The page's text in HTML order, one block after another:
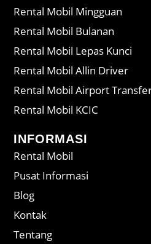
Rental Mobil Mingguan
Rental Mobil Bulanan
Rental Mobil Lepas Kunci
Rental Mobil Allin Driver
Rental Mobil Airport
Rental Mobil KCIC
INFORMASI
Rental Mobil
Pusat Informasi
Blog
Kontak
Tentang